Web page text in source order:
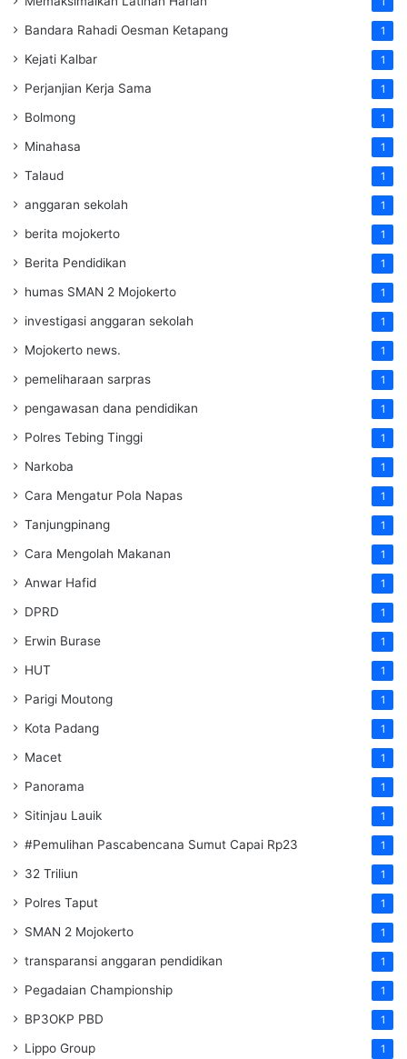
Bandara Rahadi Oesman Ketapang 1
Kejati Kalbar 1
Perjanjian Kerja Sama 1
Bolmong 1
Minahasa 1
Talaud 1
anggaran sekolah 1
berita mojokerto 1
Berita Pendidikan 1
humas SMAN 2 Mojokerto 1
investigasi anggaran sekolah 1
Mojokerto news. 1
pemeliharaan sarpras 1
pengawasan dana pendidikan 1
Polres Tebing Tinggi 1
Narkoba 1
Cara Mengatur Pola Napas 1
Tanjungpinang 1
Cara Mengolah Makanan 1
Anwar Hafid 1
DPRD 1
Erwin Burase 1
HUT 1
Parigi Moutong 1
Kota Padang 1
Macet 1
Panorama 1
Sitinjau Lauik 1
#Pemulihan Pascabencana Sumut Capai Rp23 1
32 Triliun 1
Polres Taput 1
SMAN 2 Mojokerto 1
transparansi anggaran pendidikan 1
Pegadaian Championship 1
BP3OKP PBD 1
Lippo Group 1